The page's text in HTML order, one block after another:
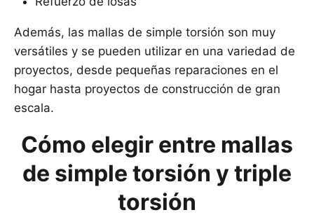
Además, las mallas de simple torsión son muy
versátiles y se pueden utilizar en una variedad de
proyectos, desde pequeñas reparaciones en el
hogar hasta proyectos de construcción de gran
escala.
Cómo elegir entre mallas
de simple torsión y triple
torsión